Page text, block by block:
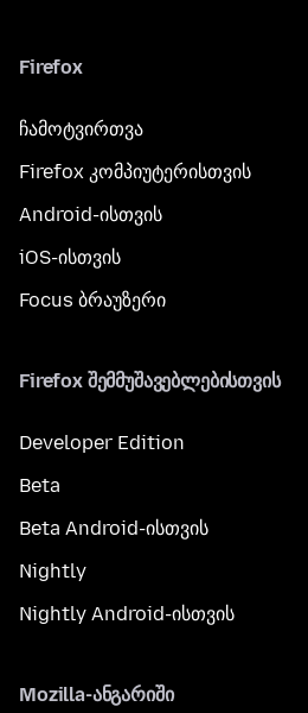
Firefox
ჩამოტვირთვა
Firefox კომპიუტერისთვის
Android-ისთვის
iOS-ისთვის
Focus ბრაუზერი
Firefox შემმუშავებლებისთვის
Developer Edition
Beta
Beta Android-ისთვის
Nightly
Nightly Android-ისთვის
Mozilla-ანგარიში